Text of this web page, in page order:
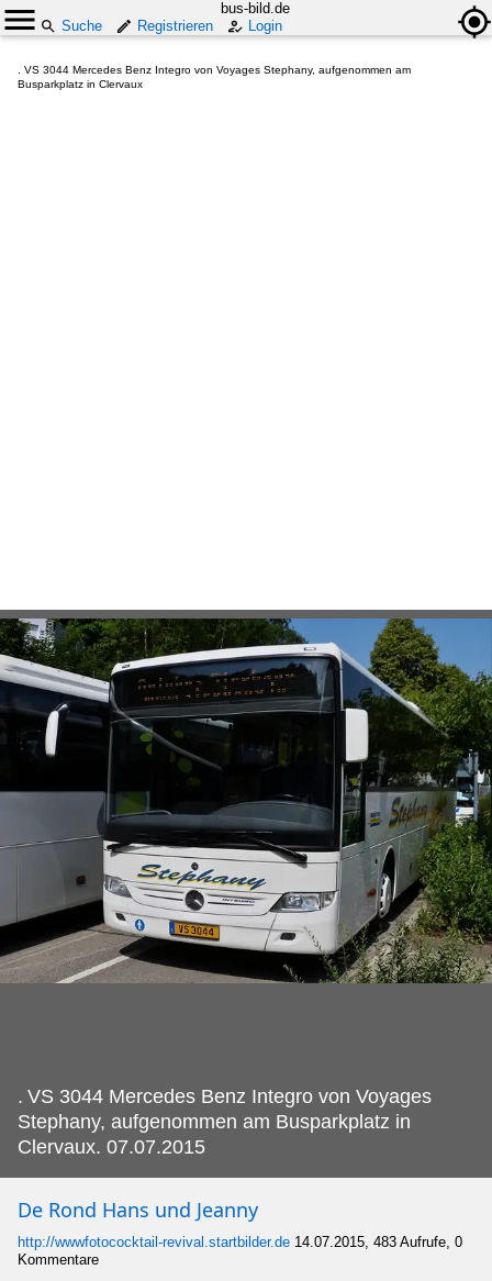
bus-bild.de
Suche
Registrieren Login
. VS 3044 Mercedes Benz Integro von Voyages Stephany, aufgenommen am
Busparkplatz in Clervaux
. VS 3044 Mercedes Benz Integro von Voyages
Stephany, aufgenommen am Busparkplatz in
Clervaux. 07.07.2015
De Rond Hans und Jeanny
http://wwwfotococktail-revival.startbilder.de 14.07.2015, 483 Aufrufe, 0
Kommentare